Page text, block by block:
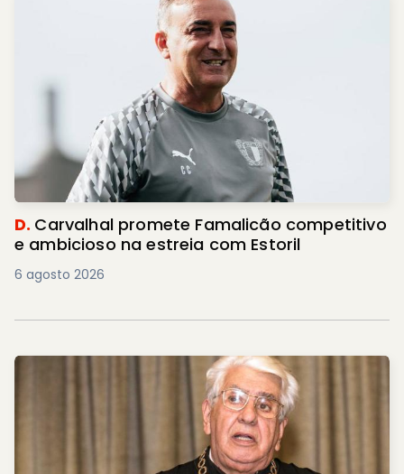
D. Carvalhal promete Famalicão competitivo
e ambicioso na estreia com Estoril
6 agosto 2026